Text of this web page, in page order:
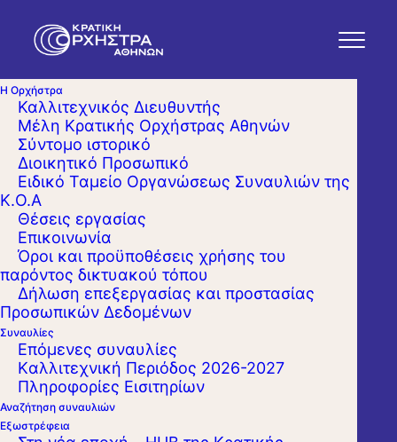
Η Ορχήστρα
Καλλιτεχνικός Διευθυντής
Μέλη Κρατικής Ορχήστρας Αθηνών
Σύντομο ιστορικό
Διοικητικό Προσωπικό
Ειδικό Ταμείο Οργανώσεως Συναυλιών της
Κ.Ο.Α
Θέσεις εργασίας
Επικοινωνία
Όροι και προϋποθέσεις χρήσης του
παρόντος δικτυακού τόπου
Δήλωση επεξεργασίας και προστασίας
Προσωπικών Δεδομένων
Συναυλίες
Επόμενες συναυλίες
Kαλλιτεχνική Περιόδος 2026-2027
Πληροφορίες Εισιτηρίων
Αναζήτηση συναυλιών
Εξωστρέφεια